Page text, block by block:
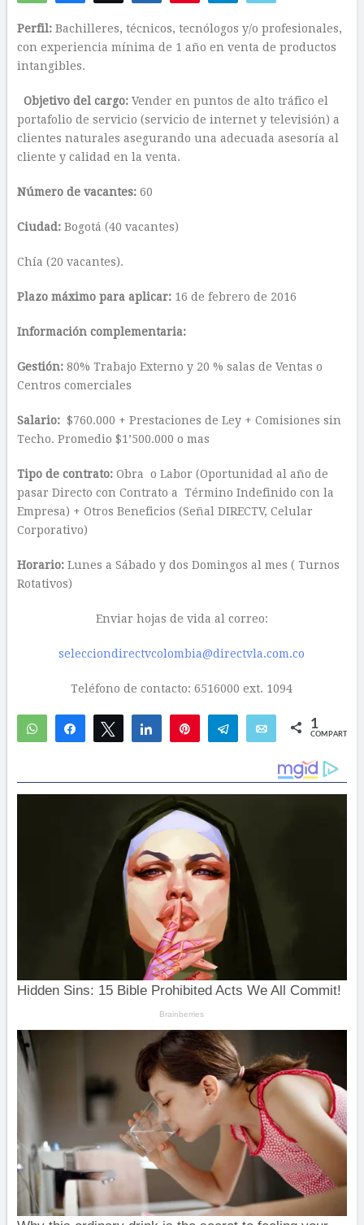
Perfil:Bachilleres, técnicos, tecnólogos y/o profesionales,
con experiencia mínima de 1 año en venta de productos
intangibles.
Objetivo del cargo: Vender en puntos de alto tráfico el
portafolio de servicio (servicio de internet y televisión) a
clientes naturales asegurando una adecuada asesoría al
cliente y calidad en la venta.
Número de vacantes: 60
Ciudad: Bogotá (40 vacantes)
Chía (20 vacantes).
Plazo máximo para aplicar: 16 de febrero de 2016
Información complementaria:
Gestión:80% Trabajo Externo y 20 % salas de Ventas o
Centros comerciales
Salario:$760.000 + Prestaciones de Ley + Comisiones sin
Techo. Promedio $1’500.000 o mas
Tipo de contrato:Obra o Labor (Oportunidad al año de
pasar Directo con Contrato a Término Indefinido con la
Empresa) + Otros Beneficios (Señal DIRECTV, Celular
Corporativo)
Horario:Lunes a Sábado y dos Domingos al mes ( Turnos
Rotativos)
Enviar hojas de vida al correo:
selecciondirectvcolombia@directvla.com.co
Teléfono de contacto: 6516000 ext. 1094
WhatsAppCompartirTwittear Compartir Telegram Email 1
COMPARTIR